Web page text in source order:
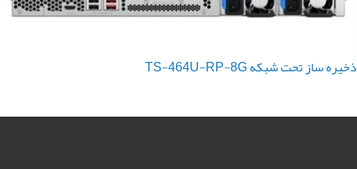
ذخیره ساز تحت شبکه TS-464U-RP-8G